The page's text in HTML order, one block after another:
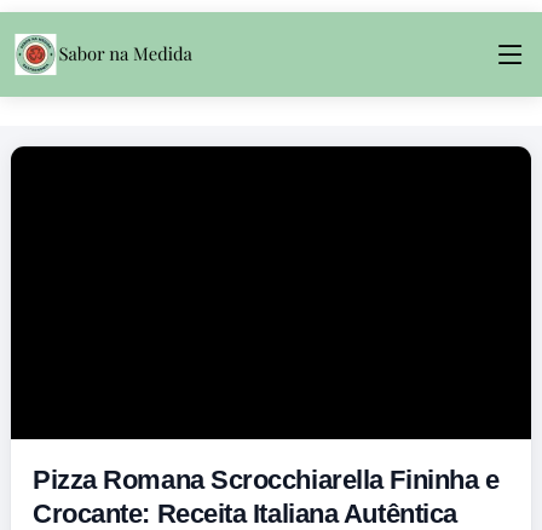
Pizza Romana Scrocchiarella Fininha e
Crocante: Receita Italiana Autêntica